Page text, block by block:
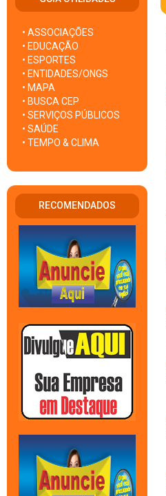
• ASSOCIAÇÕES
• EDUCAÇÃO
• ESPORTES
• ENTIDADES/ONGS
• MAPA
• BUSCA CEP
• SERVIÇOS PÚBLICOS
• SAÚDE
• TEMPO & CLIMA
RECOMENDADOS